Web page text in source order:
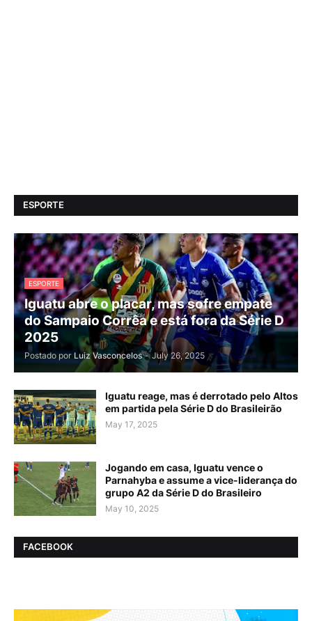
ESPORTE
ESPORTE
Iguatu abre o placar, mas sofre empate
do Sampaio Corrêa e está fora da Série D
2025
Postado por Luiz Vasconcelos - July 26, 2025
Iguatu reage, mas é derrotado pelo Altos
em partida pela Série D do Brasileirão
May 17, 2025
Jogando em casa, Iguatu vence o
Parnahyba e assume a vice-liderança do
grupo A2 da Série D do Brasileiro
May 10, 2025
FACEBOOK